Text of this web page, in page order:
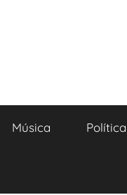
Música Política